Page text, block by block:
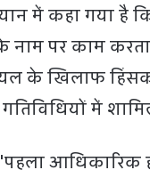
में कहा गया है
नाम पर काम
के खिलाफ हिंसक
में
आधिकारिक